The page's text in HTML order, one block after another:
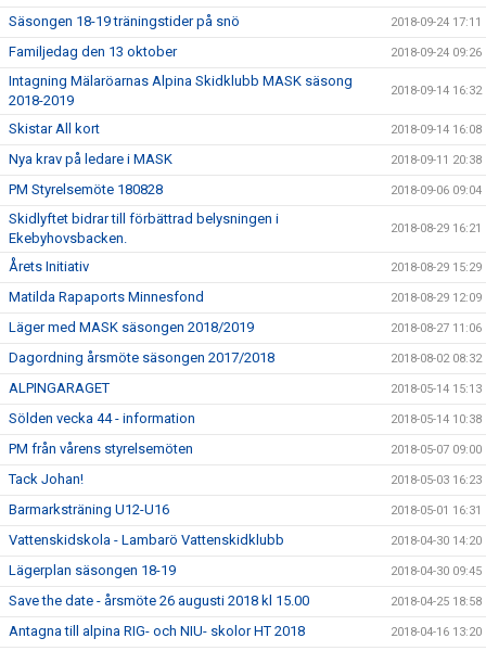
Säsongen 18-19 träningstider på snö 2018-09-24 17:11
Familjedag den 13 oktober 2018-09-24 09:26
Intagning Mälaröarnas Alpina Skidklubb MASK säsong
2018-2019
2018-09-14 16:32
Skistar All kort 2018-09-14 16:08
Nya krav på ledare i MASK 2018-09-11 20:38
PM Styrelsemöte 180828 2018-09-06 09:04
Skidlyftet bidrar till förbättrad belysningen i
Ekebyhovsbacken.
2018-08-29 16:21
Årets Initiativ 2018-08-29 15:29
Matilda Rapaports Minnesfond 2018-08-29 12:09
Läger med MASK säsongen 2018/2019 2018-08-27 11:06
Dagordning årsmöte säsongen 2017/2018 2018-08-02 08:32
ALPINGARAGET 2018-05-14 15:13
Sölden vecka 44 - information 2018-05-14 10:38
PM från vårens styrelsemöten 2018-05-07 09:00
Tack Johan! 2018-05-03 16:23
Barmarksträning U12-U16 2018-05-01 16:31
Vattenskidskola - Lambarö Vattenskidklubb 2018-04-30 14:20
Lägerplan säsongen 18-19 2018-04-30 09:45
Save the date - årsmöte 26 augusti 2018 kl 15.00 2018-04-25 18:58
Antagna till alpina RIG- och NIU- skolor HT 2018 2018-04-16 13:20